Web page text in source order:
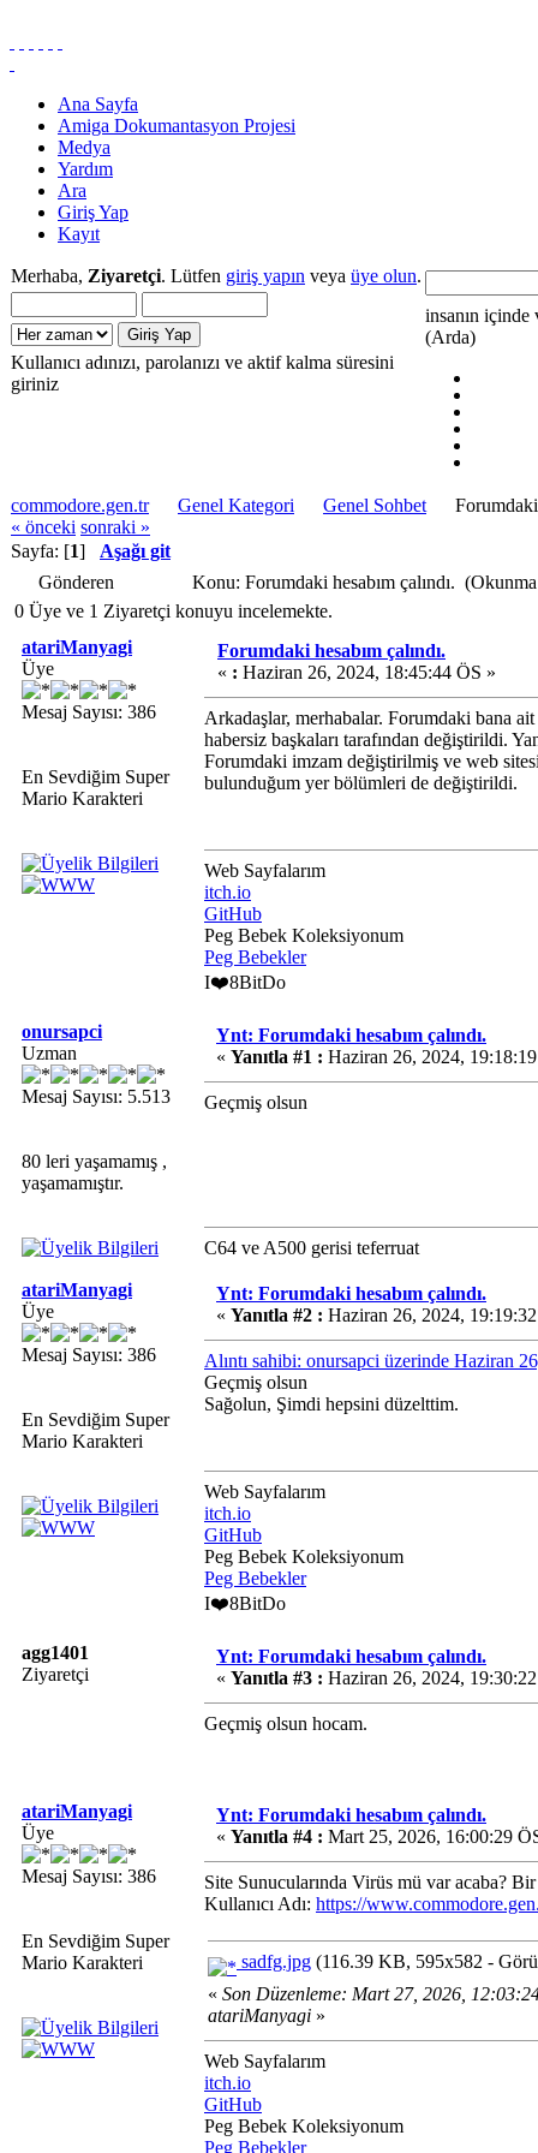
Ana Sayfa
Amiga Dokumantasyon Projesi
Medya
Yardım
Ara
Giriş Yap
Kayıt
Merhaba, Ziyaretçi. Lütfen giriş yapın veya üye olun.
Kullanıcı adınızı, parolanızı ve aktif kalma süresini
giriniz
insanın içinde
(Arda)
commodore.gen.tr Genel Kategori Genel Sohbet
Forumdaki
« önceki sonraki »
Sayfa: [1] Aşağı git
Gönderen
Konu: Forumdaki hesabım çalındı. (Okunma
0 Üye ve 1 Ziyaretçi konuyu incelemekte.
atariManyagi
Üye
Mesaj Sayısı: 386
En Sevdiğim Super
Mario Karakteri
Forumdaki hesabım çalındı.
« : Haziran 26, 2024, 18:45:44 ÖS »
Arkadaşlar, merhabalar. Forumdaki bana
habersiz başkaları tarafından değiştirildi.
Forumdaki imzam değiştirilmiş ve web
bulunduğum yer bölümleri de değiştirildi.
Web Sayfalarım
itch.io
GitHub
Peg Bebek Koleksiyonum
Peg Bebekler
I❤️8BitDo
onursapci
Uzman
Mesaj Sayısı: 5.513
80 leri yaşamamış ,
yaşamamıştır.
Ynt: Forumdaki hesabım çalındı.
« Yanıtla #1 : Haziran 26, 2024,
Geçmiş olsun
C64 ve A500 gerisi teferruat
atariManyagi
Üye
Mesaj Sayısı: 386
En Sevdiğim Super
Mario Karakteri
Ynt: Forumdaki hesabım çalındı.
« Yanıtla #2 : Haziran 26, 2024,
Alıntı sahibi: onursapci üzerinde Haziran
Geçmiş olsun
Sağolun, Şimdi hepsini düzelttim.
Web Sayfalarım
itch.io
GitHub
Peg Bebek Koleksiyonum
Peg Bebekler
I❤️8BitDo
agg1401
Ziyaretçi
Ynt: Forumdaki hesabım çalındı.
« Yanıtla #3 : Haziran 26, 2024,
Geçmiş olsun hocam.
atariManyagi
Üye
Mesaj Sayısı: 386
En Sevdiğim Super
Mario Karakteri
Ynt: Forumdaki hesabım çalındı.
« Yanıtla #4 : Mart 25, 2026, 16:00:29
Site Sunucularında Virüs mü var acaba?
Kullanıcı Adı: https://
sadfg.jpg (116.39 KB, 595x582 -
« Son Düzenleme: Mart 27, 2026,
atariManyagi »
Web Sayfalarım
itch.io
GitHub
Peg Bebek Koleksiyonum
Peg Bebekler